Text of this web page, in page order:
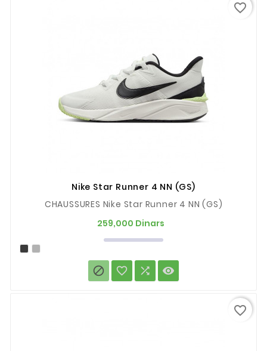
Nike Star Runner 4 NN (GS)
CHAUSSURES Nike Star Runner 4 NN (GS)
259,000 Dinars
   
favorite_border
favorite_border